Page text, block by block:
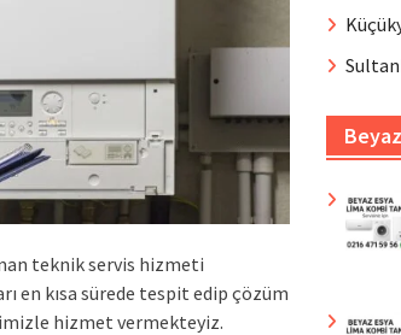
teknik servis hizmeti
en kısa sürede tespit edip çözüm
hizmet vermekteyiz.